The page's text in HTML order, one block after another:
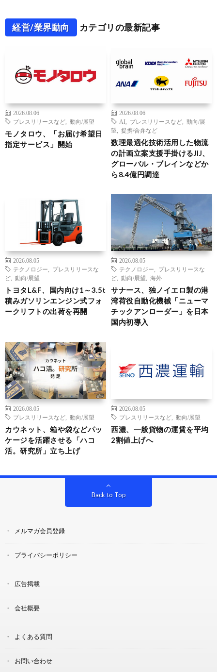
経営/業界動向 カテゴリの最新記事
2026.08.06
プレスリリースなど
動向/展望
モノタロウ、「お届け希望日
指定サービス」開始
2026.08.06
AI
プレスリリースなど
動向/展
望
提携/合弁など
数理最適化技術活用した物流
の計画立案支援手掛けるJIJ、
グローバル・ブレインなどか
ら8.4億円調達
2026.08.05
テクノロジー
プレスリリースな
ど
動向/展望
トヨタL&F、国内向け1～3.5t
積みガソリンエンジン式フォ
ークリフトの出荷を再開
2026.08.05
テクノロジー
プレスリリースな
ど
動向/展望 海外
サナース、独ノイエロ製の港
湾荷役自動化機械「ニューマ
チックアンローダー」を日本
国内初導入
2026.08.05
プレスリリースなど
動向/展望
カウネット、箱や袋などパッ
ケージを活躍させる「ハコ
活。研究所」立ち上げ
2026.08.05
プレスリリースなど
動向/展望
西濃、一般貨物の運賃を平均
2割値上げへ
Back to Top
メルマガ会員登録
プライバシーポリシー
広告掲載
会社概要
よくある質問
お問い合わせ